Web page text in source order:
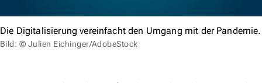
Die Digitalisierung vereinfacht den Umgang mit der Pandemie.
Bild: © Julien Eichinger/AdobeStock